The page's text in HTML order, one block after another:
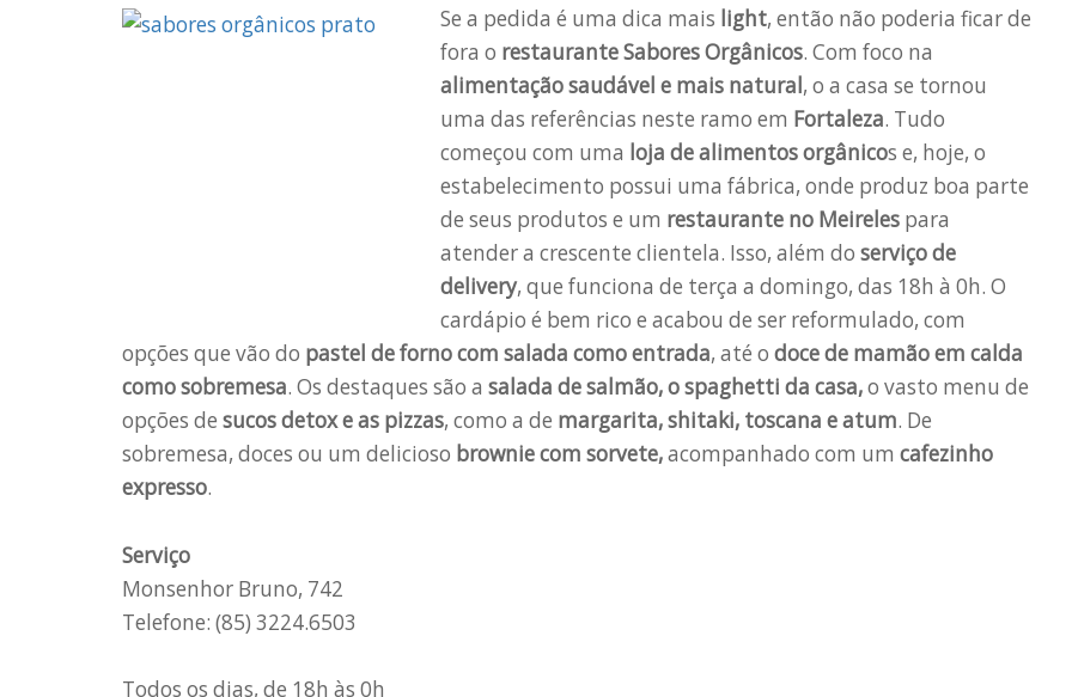
Se a pedida é uma dica mais light, então não poderia ficar de
fora o restaurante Sabores Orgânicos. Com foco na
alimentação saudável e mais natural, o a casa se tornou
uma das referências neste ramo em Fortaleza. Tudo
começou com uma loja de alimentos orgânicos e, hoje, o
estabelecimento possui uma fábrica, onde produz boa parte
de seus produtos e um restaurante no Meireles para
atender a crescente clientela. Isso, além do serviço de
delivery, que funciona de terça a domingo, das 18h à 0h. O
cardápio é bem rico e acabou de ser reformulado, com
opções que vão do pastel de forno com salada como entrada, até o doce de mamão em calda
como sobremesa. Os destaques são a salada de salmão, o spaghetti da casa,o vasto menu de
opções de sucos detox e as pizzas, como a de margarita, shitaki, toscana e atum. De
sobremesa, doces ou um delicioso brownie com sorvete,acompanhado com um cafezinho
expresso.
Serviço
Monsenhor Bruno, 742
Telefone: (85) 3224.6503
Todos os dias, de 18h às 0h